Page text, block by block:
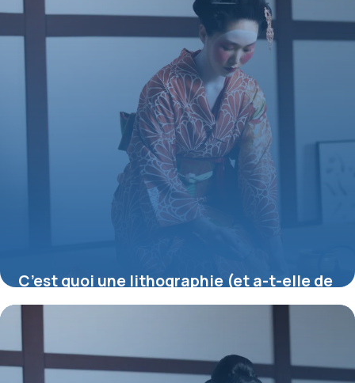
C’est quoi une lithographie (et a-t-elle de
la valeur) ?